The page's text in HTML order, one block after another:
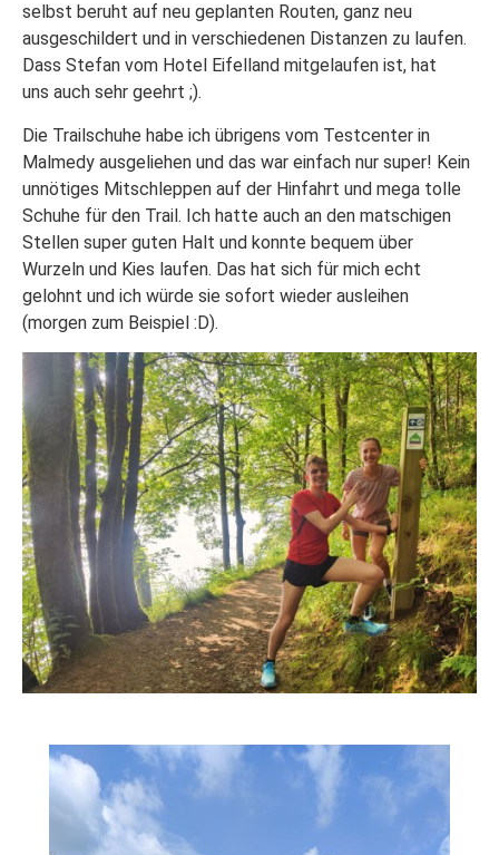
selbst beruht auf neu geplanten Routen, ganz neu
ausgeschildert und in verschiedenen Distanzen zu laufen.
Dass Stefan vom Hotel Eifelland mitgelaufen ist, hat
uns auch sehr geehrt ;).
Die Trailschuhe habe ich übrigens vom Testcenter in
Malmedy ausgeliehen und das war einfach nur super! Kein
unnötiges Mitschleppen auf der Hinfahrt und mega tolle
Schuhe für den Trail. Ich hatte auch an den matschigen
Stellen super guten Halt und konnte bequem über
Wurzeln und Kies laufen. Das hat sich für mich echt
gelohnt und ich würde sie sofort wieder ausleihen
(morgen zum Beispiel :D).